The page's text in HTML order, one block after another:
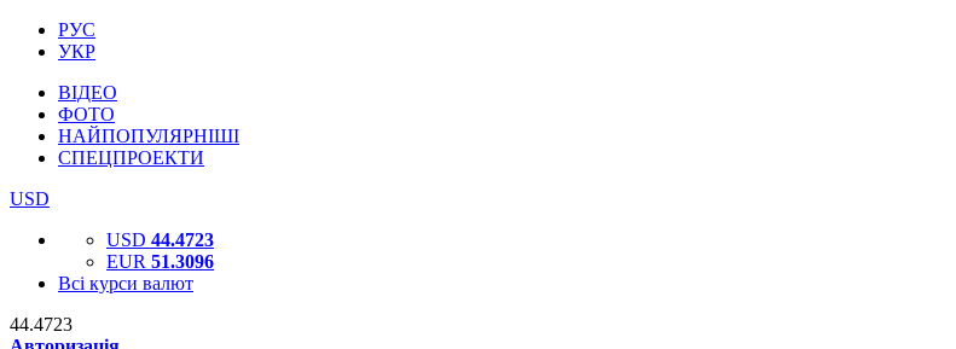
РУС
УКР
ВІДЕО
ФОТО
НАЙПОПУЛЯРНІШІ
СПЕЦПРОЕКТИ
USD
USD 44.4723
EUR 51.3096
Всі курси валют
44.4723